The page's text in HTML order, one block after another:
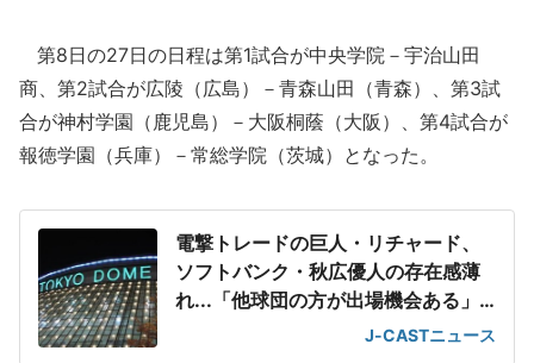
第8日の27日の日程は第1試合が中央学院－宇治山田
商、第2試合が広陵（広島）－青森山田（青森）、第3試
合が神村学園（鹿児島）－大阪桐蔭（大阪）、第4試合が
報徳学園（兵庫）－常総学院（茨城）となった。
電撃トレードの巨人・リチャード、
ソフトバンク・秋広優人の存在感薄
れ...「他球団の方が出場機会ある」
J-CASTニュース